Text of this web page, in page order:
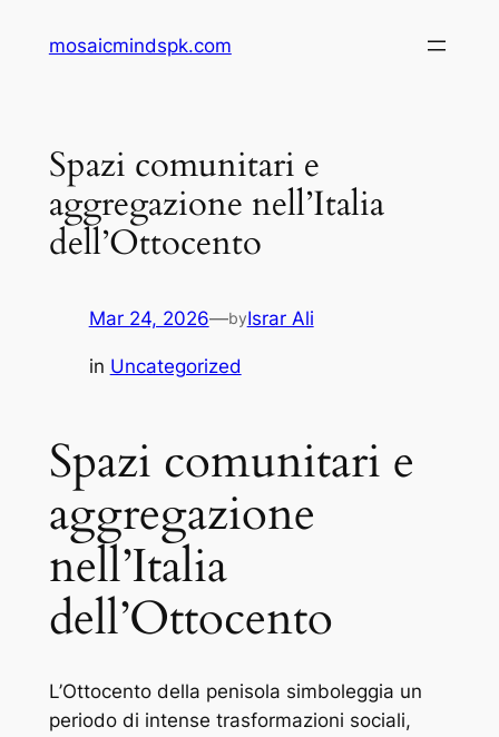
mosaicmindspk.com
Spazi comunitari e
aggregazione nell’Italia
dell’Ottocento
Mar 24, 2026—byIsrar Ali
in Uncategorized
Spazi comunitari e
aggregazione
nell’Italia
dell’Ottocento
L’Ottocento della penisola simboleggia un
periodo di intense trasformazioni sociali,